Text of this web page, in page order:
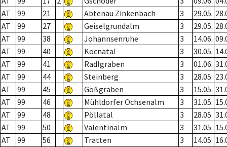
AT
99 21 Abtenau Zinkenbach 3 29.05.
AT
99 27 Geiselgrundalm 3 29.05.
AT
99 38 Johannsenruhe 3 14.06.
AT
99 40 Kocnatal 3 30.05.
AT
99 41 Radlgraben 3 01.06.
AT
99 44 Steinberg 3 28.05.
AT
99 45 Gößgraben 3 15.05.
AT
99 46 Mühldorfer Ochsenalm 3 31.05.
AT
99 48 Pöllatal 3 28.05.
AT
99 50 Valentinalm 3 31.05.
AT
99 56 Tratten 3 14.05.